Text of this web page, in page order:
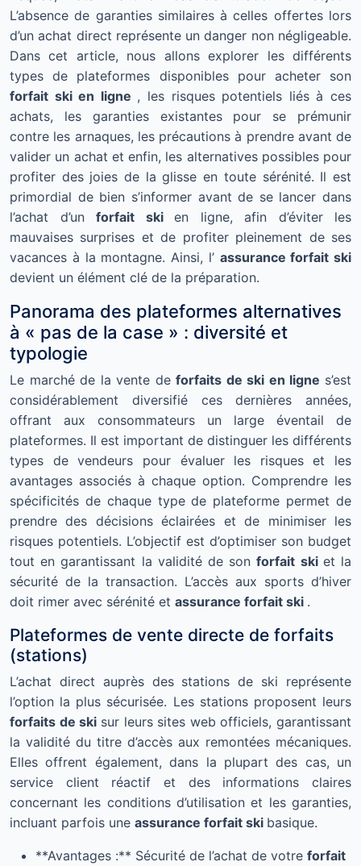
L’absence de garanties similaires à celles offertes lors
d’un achat direct représente un danger non négligeable.
Dans cet article, nous allons explorer les différents
types de plateformes disponibles pour acheter son
forfait ski en ligne , les risques potentiels liés à ces
achats, les garanties existantes pour se prémunir
contre les arnaques, les précautions à prendre avant de
valider un achat et enfin, les alternatives possibles pour
profiter des joies de la glisse en toute sérénité. Il est
primordial de bien s’informer avant de se lancer dans
l’achat d’un forfait ski en ligne, afin d’éviter les
mauvaises surprises et de profiter pleinement de ses
vacances à la montagne. Ainsi, l’ assurance forfait ski
devient un élément clé de la préparation.
Panorama des plateformes alternatives
à « pas de la case » : diversité et
typologie
Le marché de la vente deforfaits de ski en ligne s’est
considérablement diversifié ces dernières années,
offrant aux consommateurs un large éventail de
plateformes. Il est important de distinguer les différents
types de vendeurs pour évaluer les risques et les
avantages associés à chaque option. Comprendre les
spécificités de chaque type de plateforme permet de
prendre des décisions éclairées et de minimiser les
risques potentiels. L’objectif est d’optimiser son budget
tout en garantissant la validité de sonforfait ski et la
sécurité de la transaction. L’accès aux sports d’hiver
doit rimer avec sérénité et assurance forfait ski .
Plateformes de vente directe de forfaits
(stations)
L’achat direct auprès des stations de ski représente
l’option la plus sécurisée. Les stations proposent leurs
forfaits de ski sur leurs sites web officiels, garantissant
la validité du titre d’accès aux remontées mécaniques.
Elles offrent également, dans la plupart des cas, un
service client réactif et des informations claires
concernant les conditions d’utilisation et les garanties,
incluant parfois une assurance forfait ski basique.
**Avantages :** Sécurité de l’achat de votre forfait